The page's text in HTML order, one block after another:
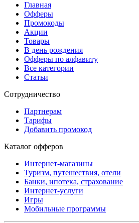
Главная
Офферы
Промокоды
Акции
Товары
В день рождения
Офферы по алфавиту
Все категории
Статьи
Сотрудничество
Партнерам
Тарифы
Добавить промокод
Каталог офферов
Интернет-магазины
Туризм, путешествия, отели
Банки, ипотека, страхование
Интернет-услуги
Игры
Мобильные программы